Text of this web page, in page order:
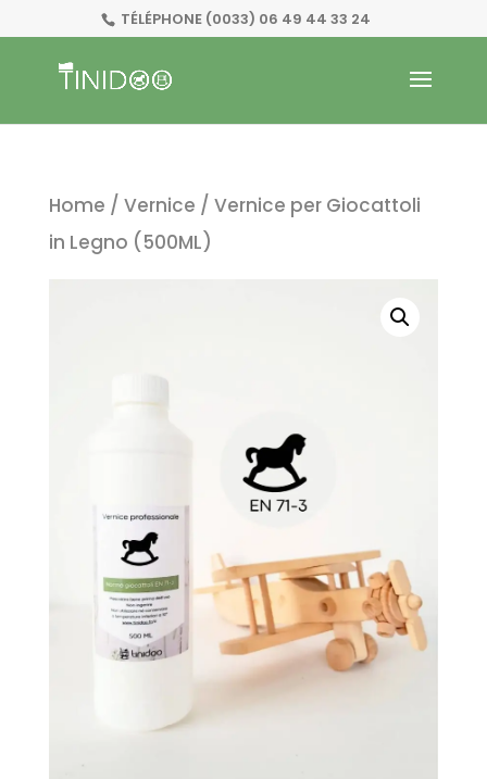
TÉLÉPHONE (0033) 06 49 44 33 24
Home / Vernice / Vernice per Giocattoli
in Legno (500ML)